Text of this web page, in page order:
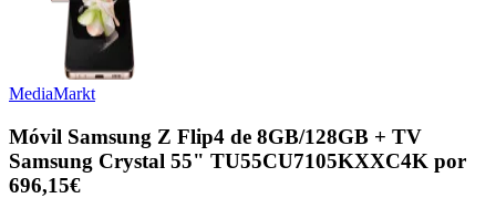
MediaMarkt
Móvil Samsung Z Flip4 de 8GB/128GB + TV
Samsung Crystal 55" TU55CU7105KXXC4K por
696,15€